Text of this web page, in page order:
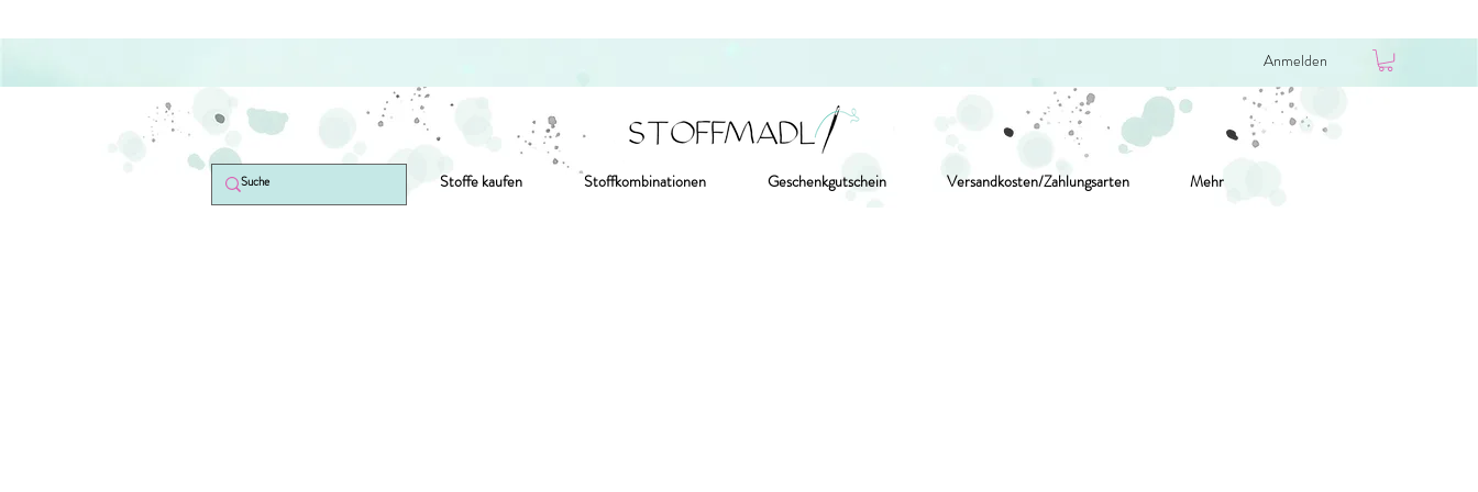
Anmelden
Stoffe kaufen Stoffkombinationen Geschenkgutschein Versandkosten/Zahlungsarten Mehr